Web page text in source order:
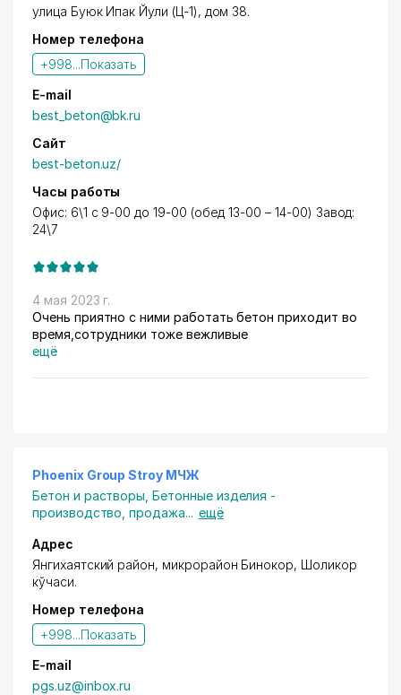
улица Буюк Ипак Йули (Ц-1), дом 38.
Номер телефона
+998...Показать
E-mail
best_beton@bk.ru
Сайт
best-beton.uz/
Часы работы
Офис: 6\1 с 9-00 до 19-00 (обед 13-00 – 14-00) Завод:
24\7
4 мая 2023 г.
Очень приятно с ними работать бетон приходит во
время,сотрудники тоже вежливые
ещё
Phoenix Group Stroy МЧЖ
Бетон и растворы ,Бетонные изделия -
производство, продажа... ещё
Адрес
Янгихаятский район, микрорайон Бинокор, Шоликор
кўчаси.
Номер телефона
+998...Показать
E-mail
pgs.uz@inbox.ru